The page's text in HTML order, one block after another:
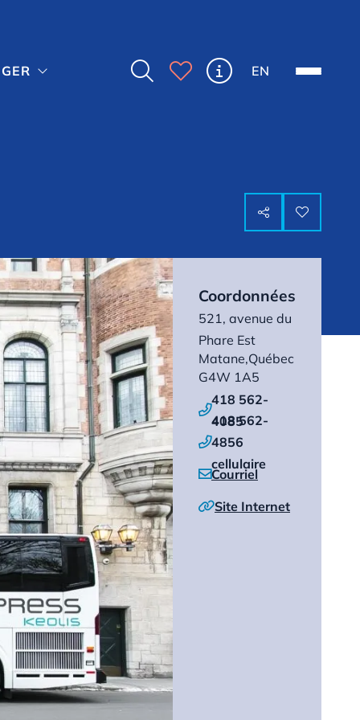
    EN
 
Coordonnées
521, avenue du
Phare Est
Matane,Québec
G4W 1A5

418 562-
4085

418 562-
4856
cellulaire
Courriel
Site Internet